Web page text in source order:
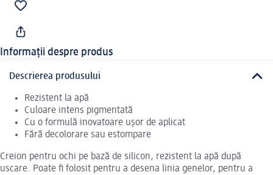
Informații despre produs
Descrierea produsului
Rezistent la apă
Culoare intens pigmentată
Cu o formulă inovatoare ușor de aplicat
Fără decolorare sau estompare
Creion pentru ochi pe bază de silicon, rezistent la apă după
uscare. Poate fi folosit pentru a desena linia genelor, pentru a